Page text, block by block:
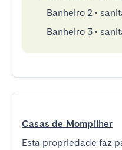
Banheiro 2 •
Banheiro 3 •
Casas de Mompilher
Esta propriedade faz